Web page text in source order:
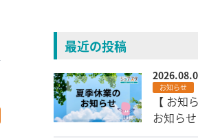
最近の投稿
お知らせ
【 お知
お知らせ